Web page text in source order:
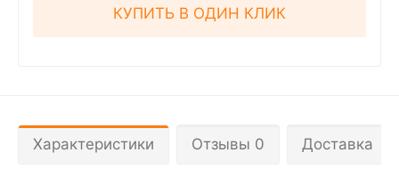
КУПИТЬ В ОДИН КЛИК
Характеристики Отзывы 0 Доставка